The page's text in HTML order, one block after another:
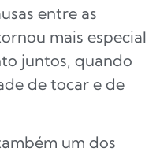
entre as
mais especial
juntos, quando
de tocar e de
um dos